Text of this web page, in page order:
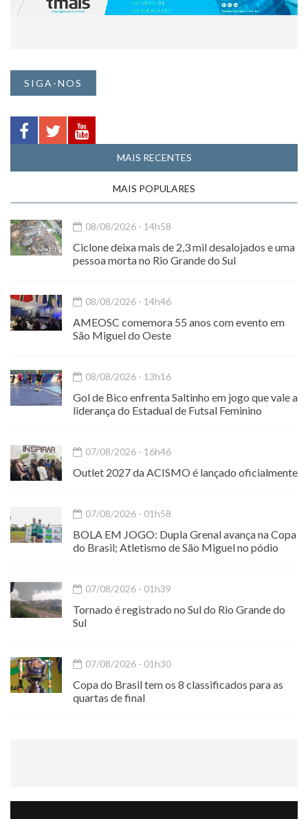
SIGA-NOS
MAIS RECENTES
MAIS POPULARES
08/08/2026 - 14h58
Ciclone deixa mais de 2,3 mil desalojados e uma
pessoa morta no Rio Grande do Sul
08/08/2026 - 14h46
AMEOSC comemora 55 anos com evento em
São Miguel do Oeste
08/08/2026 - 13h16
Gol de Bico enfrenta Saltinho em jogo que vale a
liderança do Estadual de Futsal Feminino
07/08/2026 - 16h46
Outlet 2027 da ACISMO é lançado oficialmente
07/08/2026 - 01h58
BOLA EM JOGO: Dupla Grenal avança na Copa
do Brasil; Atletismo de São Miguel no pódio
07/08/2026 - 01h39
Tornado é registrado no Sul do Rio Grande do
Sul
07/08/2026 - 01h30
Copa do Brasil tem os 8 classificados para as
quartas de final